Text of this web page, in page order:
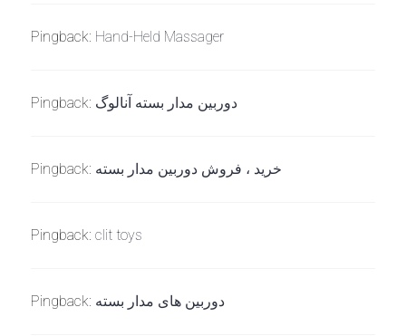
Pingback: Hand-Held Massager
Pingback: دوربین مدار بسته آنالوگ
Pingback: خرید ، فروش دوربین مدار بسته
Pingback: clit toys
Pingback: دوربین های مدار بسته